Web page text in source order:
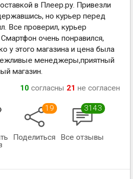
в Плеер.ру. Привезли
но курьер перед
Все проверил, курьер
очень понравился,
у этого магазина и цена была
менеджеры,приятный
магазин.
10 согласны 21 не согласен
19
Поделиться
3143
Все отзывы